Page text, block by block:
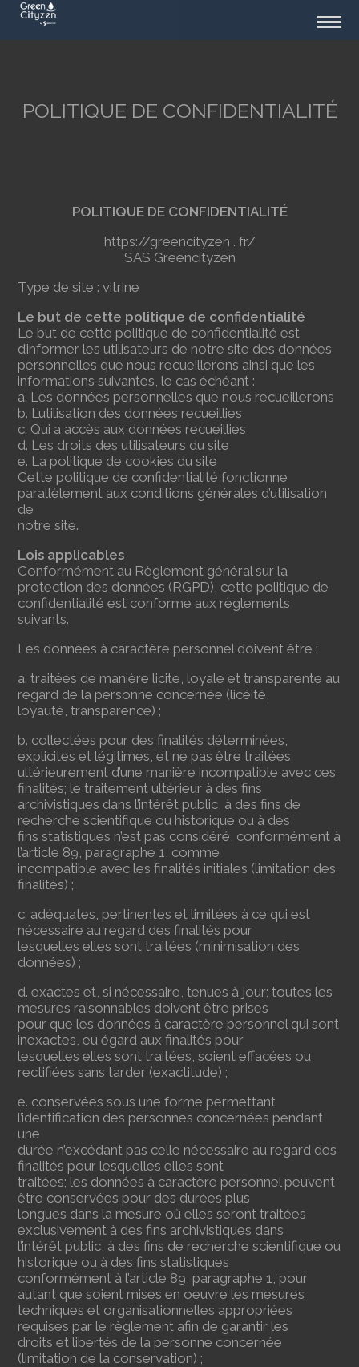
POLITIQUE DE CONFIDENTIALITÉ
POLITIQUE DE CONFIDENTIALITÉ
https://greencityzen . fr/
SAS Greencityzen
Type de site : vitrine
Le but de cette politique de confidentialité
Le but de cette politique de confidentialité est
d’informer les utilisateurs de notre site des données
personnelles que nous recueillerons ainsi que les
informations suivantes, le cas échéant :
a. Les données personnelles que nous recueillerons
b. L’utilisation des données recueillies
c. Qui a accès aux données recueillies
d. Les droits des utilisateurs du site
e. La politique de cookies du site
Cette politique de confidentialité fonctionne
parallèlement aux conditions générales d’utilisation
de
notre site.
Lois applicables
Conformément au Règlement général sur la
protection des données (RGPD), cette politique de
confidentialité est conforme aux règlements
suivants.
Les données à caractère personnel doivent être :
a. traitées de manière licite, loyale et transparente au
regard de la personne concernée (licéité,
loyauté, transparence) ;
b. collectées pour des finalités déterminées,
explicites et légitimes, et ne pas être traitées
ultérieurement d’une manière incompatible avec ces
finalités; le traitement ultérieur à des fins
archivistiques dans l’intérêt public, à des fins de
recherche scientifique ou historique ou à des
fins statistiques n’est pas considéré, conformément à
l’article 89, paragraphe 1, comme
incompatible avec les finalités initiales (limitation des
finalités) ;
c. adéquates, pertinentes et limitées à ce qui est
nécessaire au regard des finalités pour
lesquelles elles sont traitées (minimisation des
données) ;
d. exactes et, si nécessaire, tenues à jour; toutes les
mesures raisonnables doivent être prises
pour que les données à caractère personnel qui sont
inexactes, eu égard aux finalités pour
lesquelles elles sont traitées, soient effacées ou
rectifiées sans tarder (exactitude) ;
e. conservées sous une forme permettant
l’identification des personnes concernées pendant
une
durée n’excédant pas celle nécessaire au regard des
finalités pour lesquelles elles sont
traitées; les données à caractère personnel peuvent
être conservées pour des durées plus
longues dans la mesure où elles seront traitées
exclusivement à des fins archivistiques dans
l’intérêt public, à des fins de recherche scientifique ou
historique ou à des fins statistiques
conformément à l’article 89, paragraphe 1, pour
autant que soient mises en oeuvre les mesures
techniques et organisationnelles appropriées
requises par le règlement afin de garantir les
droits et libertés de la personne concernée
(limitation de la conservation) ;